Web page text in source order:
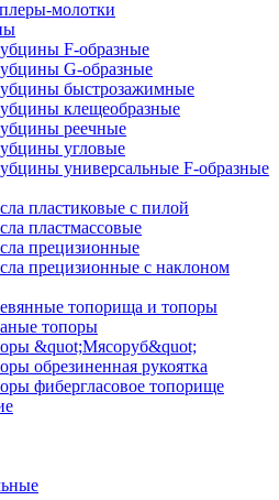
молотки
F-образные
G-образные
быстрозажимные
клещеобразные
реечные
угловые
универсальные F-образные
пластиковые с пилой
пластмассовые
прецизионные
прецизионные с наклоном
топорища и топоры
топоры
&quot;Мясоруб&quot;
обрезиненная рукоятка
фибергласовое топорище